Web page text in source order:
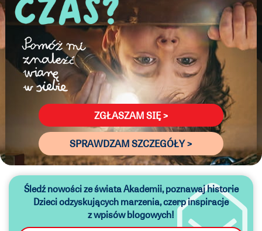
ZGŁASZAM SIĘ >
SPRAWDZAM SZCZEGÓŁY >
Śledź nowości ze świata Akademii,poznawaj historie
Dzieci odzyskujących marzenia,czerp inspiracje
z wpisów blogowych!